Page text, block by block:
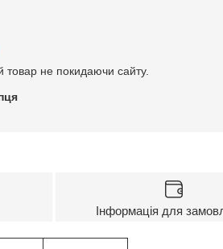
товар не покидаючи сайту.
Інформація для